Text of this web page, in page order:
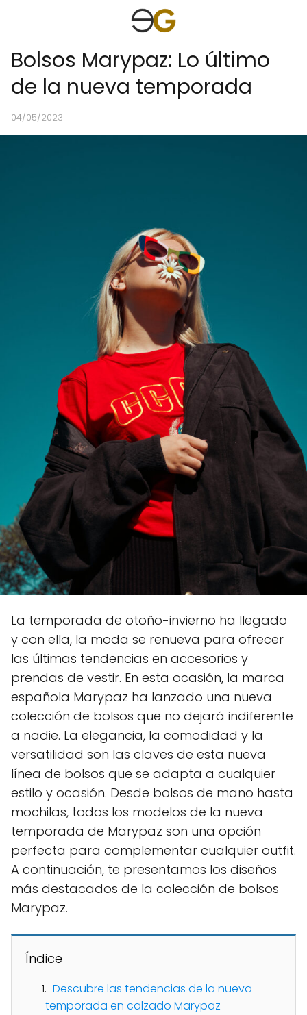
Bolsos Marypaz: Lo último
de la nueva temporada
04/05/2023
La temporada de otoño-invierno ha llegado
y con ella, la moda se renueva para ofrecer
las últimas tendencias en accesorios y
prendas de vestir. En esta ocasión, la marca
española Marypaz ha lanzado una nueva
colección de bolsos que no dejará indiferente
a nadie. La elegancia, la comodidad y la
versatilidad son las claves de esta nueva
línea de bolsos que se adapta a cualquier
estilo y ocasión. Desde bolsos de mano hasta
mochilas, todos los modelos de la nueva
temporada de Marypaz son una opción
perfecta para complementar cualquier outfit.
A continuación, te presentamos los diseños
más destacados de la colección de bolsos
Marypaz.
Índice
Descubre las tendencias de la nueva
temporada en calzado Marypaz